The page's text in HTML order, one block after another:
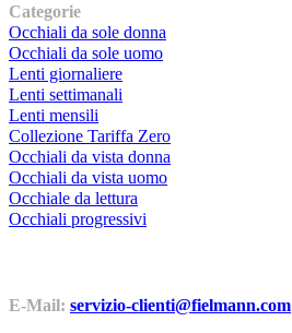
Categorie
Occhiali da sole donna
Occhiali da sole uomo
Lenti giornaliere
Lenti settimanali
Lenti mensili
Collezione Tariffa Zero
Occhiali da vista donna
Occhiali da vista uomo
Occhiale da lettura
Occhiali progressivi
E-Mail: servizio-clienti@fielmann.com